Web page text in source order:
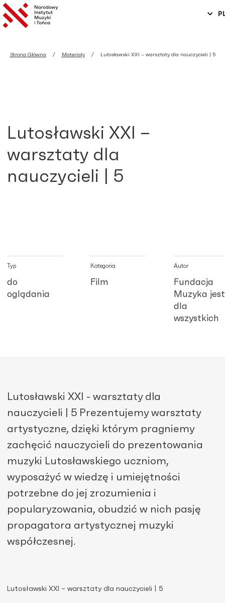
Strona Główna Materiały Lutosławski XXI – warsztaty dla nauczycieli | 5
Lutosławski XXI –
warsztaty dla
nauczycieli | 5
Typ
do
oglądania
Kategoria
Film
Autor
Fundacja
Muzyka jest
dla
wszystkich
Lutosławski XXI - warsztaty dla
nauczycieli | 5 Prezentujemy warsztaty
artystyczne, dzięki którym pragniemy
zachęcić nauczycieli do prezentowania
muzyki Lutosławskiego uczniom,
wyposażyć w wiedzę i umiejętności
potrzebne do jej zrozumienia i
popularyzowania, obudzić w nich pasję
propagatora artystycznej muzyki
współczesnej.
Lutosławski XXI – warsztaty dla nauczycieli | 5